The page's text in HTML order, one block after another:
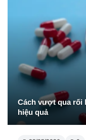
Cách vượt qua rối
hiệu quả